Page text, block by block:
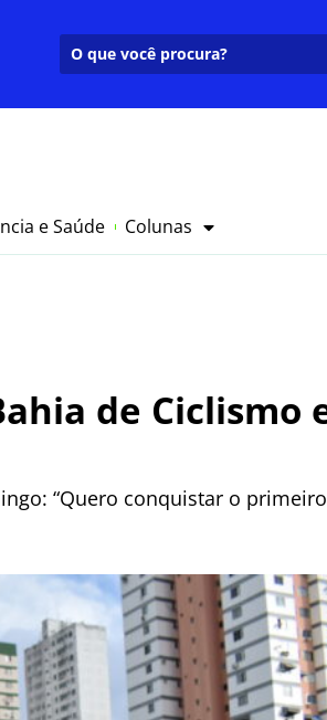
e Saúde Colunas
de Ciclismo
“Quero conquistar o primeiro